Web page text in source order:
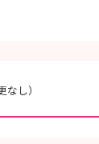
し）